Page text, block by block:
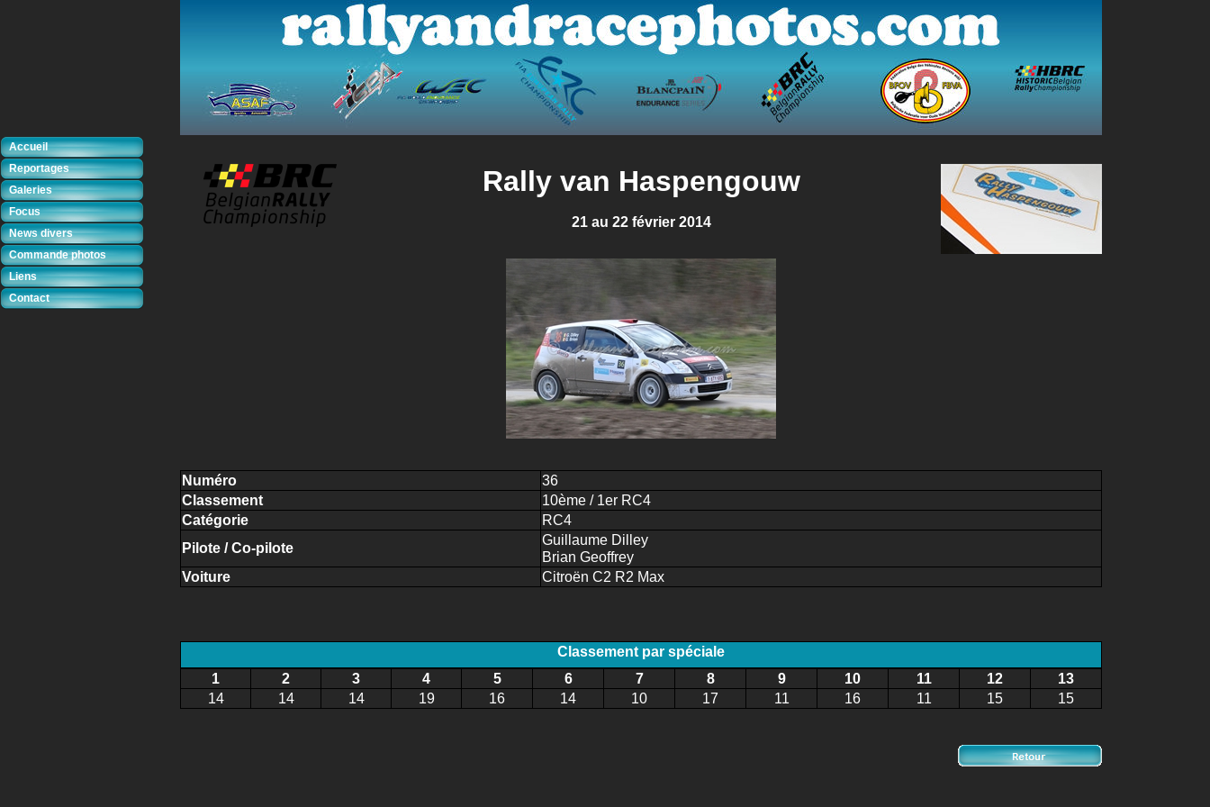
Accueil
Reportages
Galeries
Focus
News divers
Commande photos
Liens
Contact
Rally van Haspengouw
21 au 22 février 2014
Numéro
36
Classement
10ème / 1er RC4
Catégorie
RC4
Pilote / Co-pilote
Guillaume Dilley
Brian Geoffrey
Voiture
Citroën C2 R2 Max
Classement par spéciale
1
2 3 4 5 6 7 8 9 10 11 12
13
14
14 14 19 16 14 10 17 11 16 11 15 15